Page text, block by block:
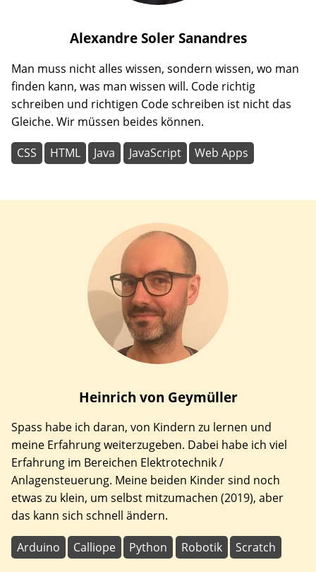
Alexandre Soler Sanandres
Man muss nicht alles wissen, sondern wissen, wo man
finden kann, was man wissen will. Code richtig
schreiben und richtigen Code schreiben ist nicht das
Gleiche. Wir müssen beides können.
CSS HTML Java JavaScript Web Apps
Heinrich von Geymüller
Spass habe ich daran, von Kindern zu lernen und
meine Erfahrung weiterzugeben. Dabei habe ich viel
Erfahrung im Bereichen Elektrotechnik /
Anlagensteuerung. Meine beiden Kinder sind noch
etwas zu klein, um selbst mitzumachen (2019), aber
das kann sich schnell ändern.
Arduino Calliope Python Robotik Scratch